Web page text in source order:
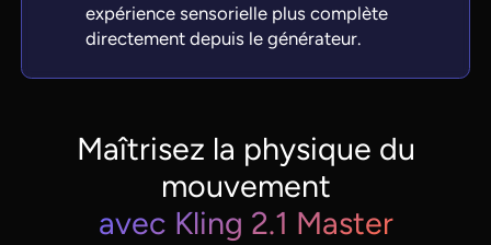
expérience sensorielle plus complète
directement depuis le générateur.
Maîtrisez la physique du
mouvement
avec Kling 2.1 Master